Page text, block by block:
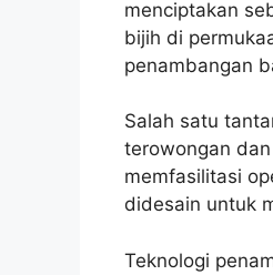
menciptakan
bijih di
penambangan
Salah satu
terowongan
memfasilitasi
didesain untuk
Teknologi